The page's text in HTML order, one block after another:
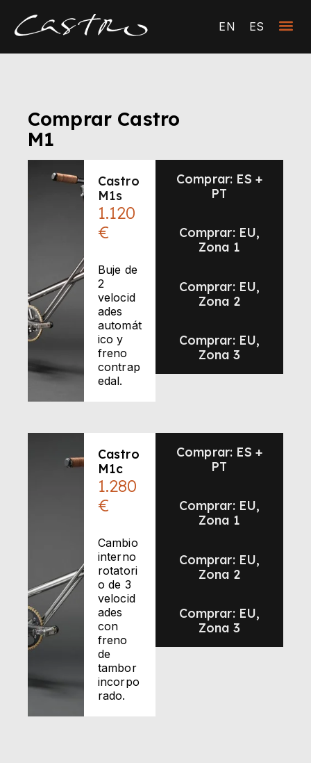
EN ES
Comprar Castro
M1
Castro
M1s
1.120
€
Buje de
2
velocid
ades
automát
ico y
freno
contrap
edal.
Comprar: ES +
PT
Comprar: EU,
Zona 1
Comprar: EU,
Zona 2
Comprar: EU,
Zona 3
Castro
M1c
1.280
€
Cambio
interno
rotatori
o de 3
velocid
ades
con
freno
de
tambor
incorpo
rado.
Comprar: ES +
PT
Comprar: EU,
Zona 1
Comprar: EU,
Zona 2
Comprar: EU,
Zona 3